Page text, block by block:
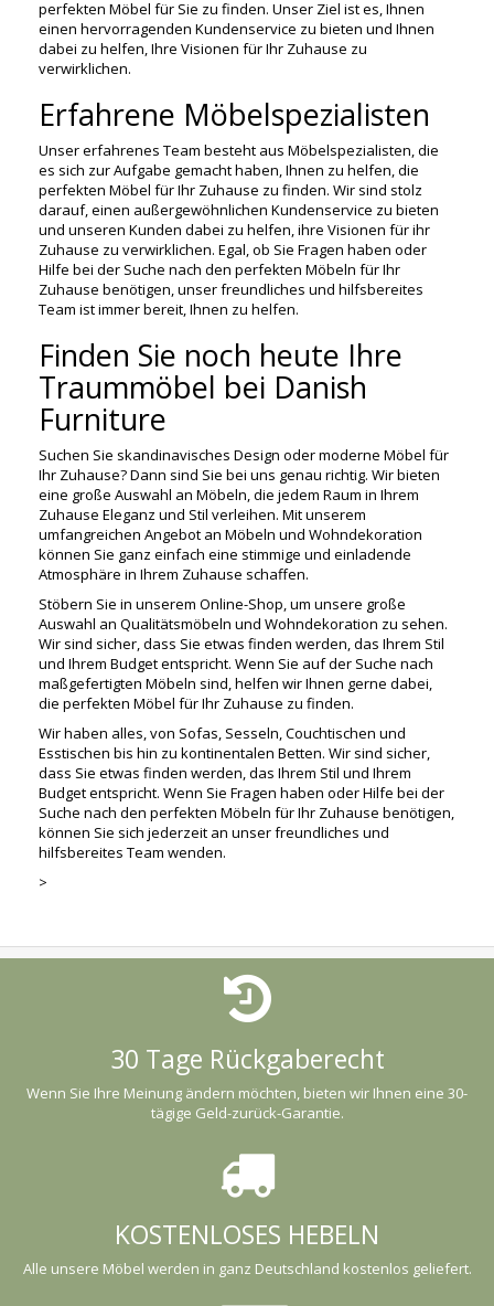
perfekten Möbel für Sie zu finden. Unser Ziel ist es, Ihnen
einen hervorragenden Kundenservice zu bieten und Ihnen
dabei zu helfen, Ihre Visionen für Ihr Zuhause zu
verwirklichen.
Erfahrene Möbelspezialisten
Unser erfahrenes Team besteht aus Möbelspezialisten, die
es sich zur Aufgabe gemacht haben, Ihnen zu helfen, die
perfekten Möbel für Ihr Zuhause zu finden. Wir sind stolz
darauf, einen außergewöhnlichen Kundenservice zu bieten
und unseren Kunden dabei zu helfen, ihre Visionen für ihr
Zuhause zu verwirklichen. Egal, ob Sie Fragen haben oder
Hilfe bei der Suche nach den perfekten Möbeln für Ihr
Zuhause benötigen, unser freundliches und hilfsbereites
Team ist immer bereit, Ihnen zu helfen.
Finden Sie noch heute Ihre
Traummöbel bei Danish
Furniture
Suchen Sie skandinavisches Design oder moderne Möbel für
Ihr Zuhause? Dann sind Sie bei uns genau richtig. Wir bieten
eine große Auswahl an Möbeln, die jedem Raum in Ihrem
Zuhause Eleganz und Stil verleihen. Mit unserem
umfangreichen Angebot an Möbeln und Wohndekoration
können Sie ganz einfach eine stimmige und einladende
Atmosphäre in Ihrem Zuhause schaffen.
Stöbern Sie in unserem Online-Shop, um unsere große
Auswahl an Qualitätsmöbeln und Wohndekoration zu sehen.
Wir sind sicher, dass Sie etwas finden werden, das Ihrem Stil
und Ihrem Budget entspricht. Wenn Sie auf der Suche nach
maßgefertigten Möbeln sind, helfen wir Ihnen gerne dabei,
die perfekten Möbel für Ihr Zuhause zu finden.
Wir haben alles, von Sofas, Sesseln, Couchtischen und
Esstischen bis hin zu kontinentalen Betten. Wir sind sicher,
dass Sie etwas finden werden, das Ihrem Stil und Ihrem
Budget entspricht. Wenn Sie Fragen haben oder Hilfe bei der
Suche nach den perfekten Möbeln für Ihr Zuhause benötigen,
können Sie sich jederzeit an unser freundliches und
hilfsbereites Team wenden.
>
30 Tage Rückgaberecht
Wenn Sie Ihre Meinung ändern möchten, bieten wir Ihnen eine 30-
tägige Geld-zurück-Garantie.
KOSTENLOSES HEBELN
Alle unsere Möbel werden in ganz Deutschland kostenlos geliefert.